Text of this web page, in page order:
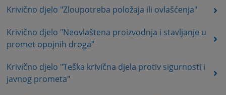
Krivično djelo "Zloupotreba položaja ili ovlašćenja"
Krivično djelo "Neovlaštena proizvodnja i stavljanje u
promet opojnih droga"
Krivično djelo "Teška krivična djela protiv sigurnosti i
javnog prometa"